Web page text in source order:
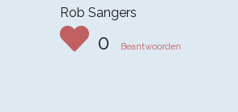
Rob Sangers
0 Beantwoorden